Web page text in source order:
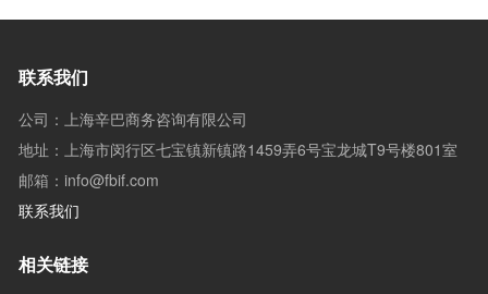
联系我们
公司：上海辛巴商务咨询有限公司
地址：上海市闵行区七宝镇新镇路1459弄6号宝龙城T9号楼801室
邮箱：info@fbif.com
联系我们
相关链接